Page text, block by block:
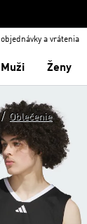
objednávky a vrátenia
Muži Ženy
/ Oblečenie